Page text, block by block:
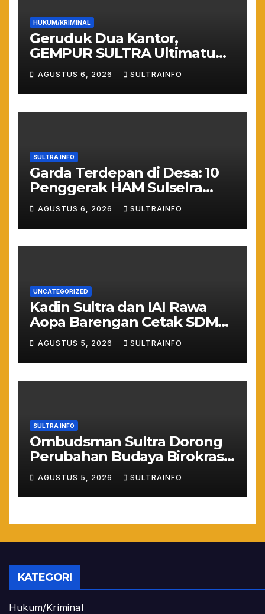
HUKUM/KRIMINAL
Geruduk Dua Kantor,
GEMPUR SULTRA Ultimatum
Keras: Lahan Puuwatu Siap
Diduduki Jika Tak Ada
Kepastian Hukum
AGUSTUS 6, 2026 SULTRAINFO
SULTRA INFO
Garda Terdepan di Desa: 10
Penggerak HAM Sulselra
Resmi Bertugas Mengawal
Asta Cita Prabowo
AGUSTUS 6, 2026 SULTRAINFO
UNCATEGORIZED
Kadin Sultra dan IAI Rawa
Aopa Barengan Cetak SDM
Siap Kerja dan Wirausaha
Muda
AGUSTUS 5, 2026 SULTRAINFO
SULTRA INFO
Ombudsman Sultra Dorong
Perubahan Budaya Birokrasi
Lewat Penilaian
Maladministrasi 2026
AGUSTUS 5, 2026 SULTRAINFO
KATEGORI
Hukum/Kriminal